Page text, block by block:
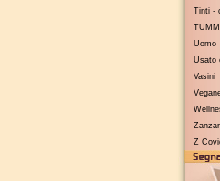
Tinti -
Uomo
Usato
Vasini
Z